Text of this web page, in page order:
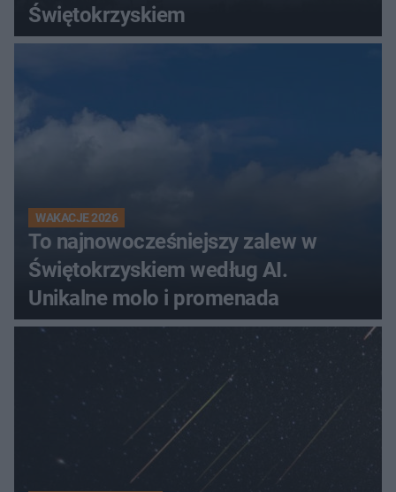
Świętokrzyskiem
WAKACJE 2026
To najnowocześniejszy zalew w
Świętokrzyskiem według AI.
Unikalne molo i promenada